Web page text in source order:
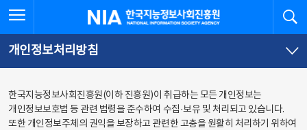
바로가기
바로가기
한국지능정보사회진흥원
개인정보처리방침
한국지능정보사회진흥원(이하 진흥원)이 취급하는 모든 개인정보는
개인정보보호법 등 관련 법령을 준수하여 수집·보유 및 처리되고 있습니다.
또한 개인정보주체의 권익을 보장하고 관련한 고충을 원활히 처리하기 위하여